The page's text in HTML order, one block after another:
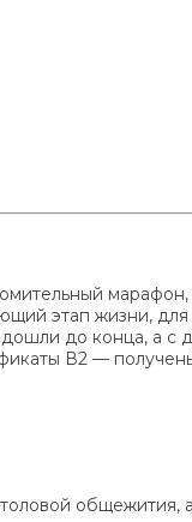
этап жизни,
до конца, а с
В2 —
общежития,